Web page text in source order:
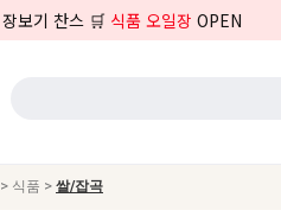
보기 찬스 🛒 식품 오일장 OPEN
> 식품 > 쌀/잡곡